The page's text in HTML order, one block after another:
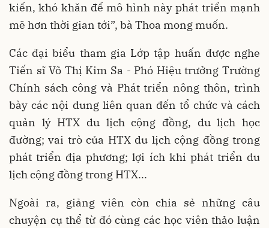
kiến, khó khăn để mô hình này phát triển mạnh
mẽ hơn thời gian tới”, bà Thoa mong muốn.
Các đại biểu tham gia Lớp tập huấn được nghe
Tiến sĩ Võ Thị Kim Sa - Phó Hiệu trưởng Trường
Chính sách công và Phát triển nông thôn, trình
bày các nội dung liên quan đến tổ chức và cách
quản lý HTX du lịch cộng đồng, du lịch học
đường; vai trò của HTX du lịch cộng đồng trong
phát triển địa phương; lợi ích khi phát triển du
lịch cộng đồng trong HTX...
Ngoài ra, giảng viên còn chia sẻ những câu
chuyện cụ thể từ đó cùng các học viên thảo luận